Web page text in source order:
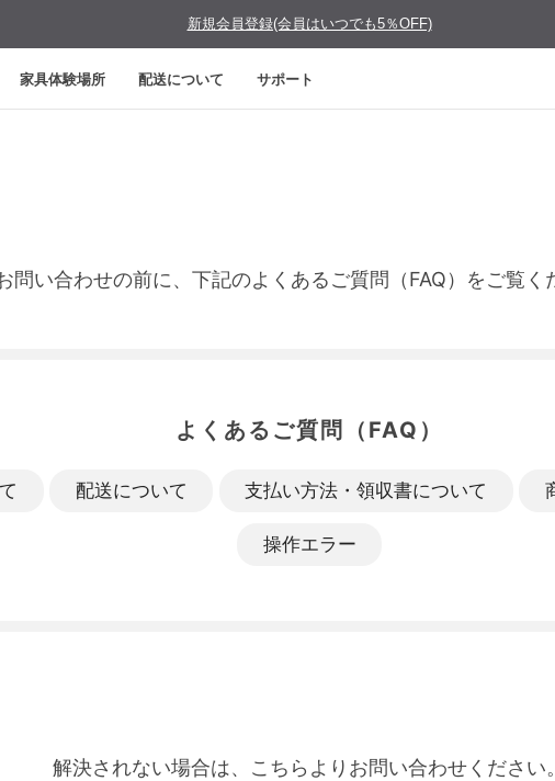
新規会員登録(会員はいつでも5％OFF)
家具体験場所 配送について サポート
問い合わせの前に、下記のよくあるご質問（FAQ）をご覧く
よくあるご質問（FAQ）
配送について 支払い方法・領収書について
操作エラー
解決されない場合は、こちらよりお問い合わせください。